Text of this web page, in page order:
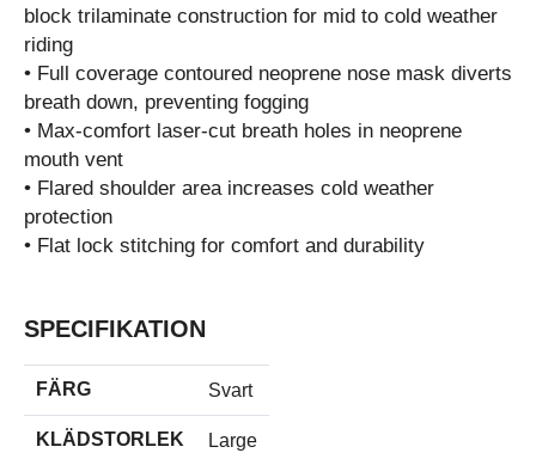
block trilaminate construction for mid to cold weather
riding
• Full coverage contoured neoprene nose mask diverts
breath down, preventing fogging
• Max-comfort laser-cut breath holes in neoprene
mouth vent
• Flared shoulder area increases cold weather
protection
• Flat lock stitching for comfort and durability
SPECIFIKATION
FÄRG Svart
KLÄDSTORLEK Large